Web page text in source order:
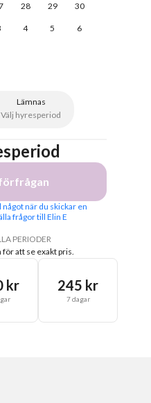
28 29 30
4 5 6
Lämnas
Välj hyresperiod
när du skickar en
frågor till Elin E
PERIODER
för att se exakt pris.
kr 245 kr
7 dagar